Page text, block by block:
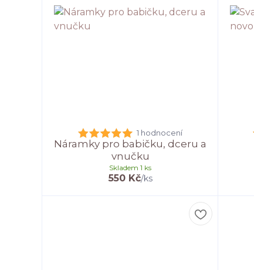
1 hodnocení
Náramky pro babičku, dceru a
vnučku
550 Kč/ks
Skladem 1 ks